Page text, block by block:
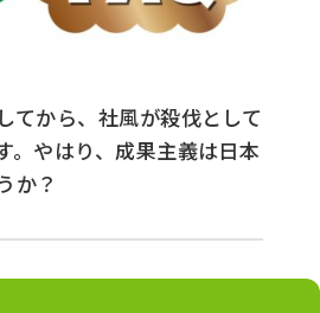
てから、社風が殺伐として
。やはり、成果主義は日本
か？